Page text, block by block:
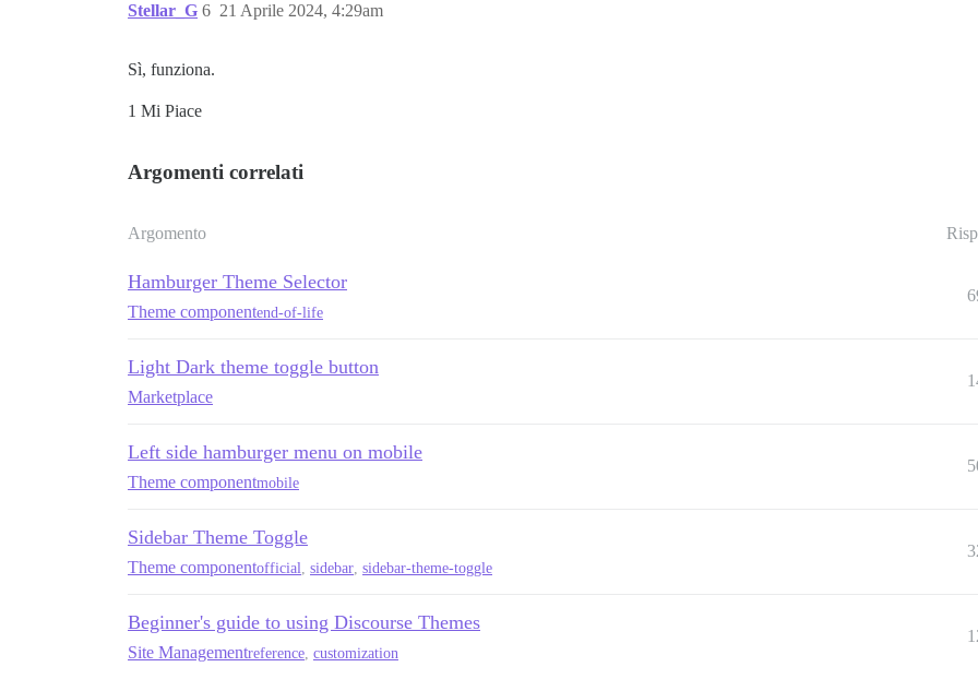
Stellar_G 21 Aprile 2024, 4:29am
6
Sì, funziona.
1 Mi Piace
Argomenti correlati
Argomento
Hamburger Theme Selector
Theme componentend-of-life
Light Dark theme toggle button
Marketplace
Left side hamburger menu on mobile
Theme componentmobile
Sidebar Theme Toggle
Theme componentofficial sidebar sidebar-theme-toggle
Beginner's guide to using Discourse Themes
Site Managementreference customization